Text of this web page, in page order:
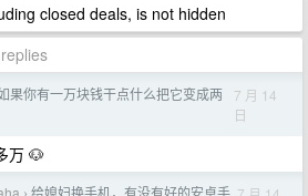
closed deals, is not hidden
果你有一万块钱干点什么把它变成两
7 月 14
日
万 🐶
给媳妇换手机，有没有好的安卓手